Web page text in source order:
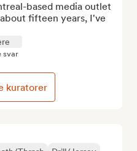
based media outlet
fifteen years, I've
svar
kuratorer